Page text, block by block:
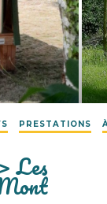
PRESTATIONS
Les